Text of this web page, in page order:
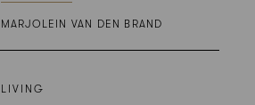
MARJOLEIN VAN DEN BRAND
LIVING